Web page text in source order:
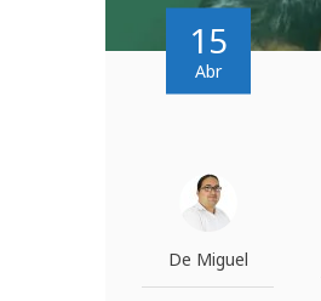
15
Abr
De Miguel